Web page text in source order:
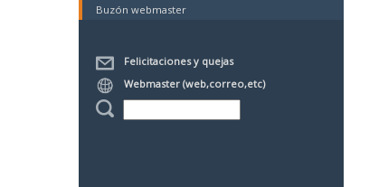
Buzón webmaster
Felicitaciones y quejas
Webmaster (web,correo,etc)